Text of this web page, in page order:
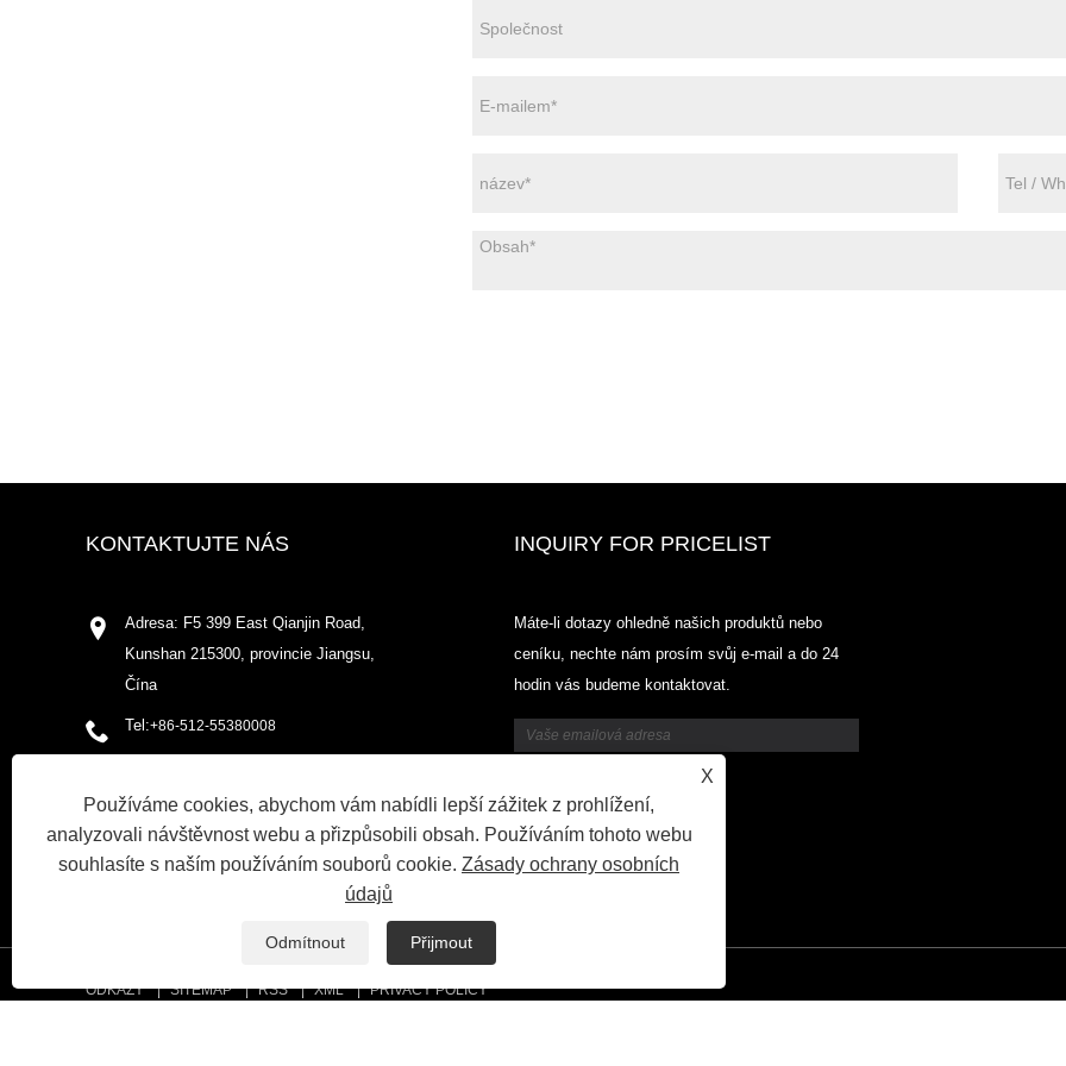
KONTAKTUJTE NÁS
Adresa: F5 399 East Qianjin Road,
Kunshan 215300, provincie Jiangsu,
Čína
Tel:+86-512-55380008
E-mailem:shirleyxu@odowell.com
Fax: +86-512-55380009
INQUIRY FOR PRICELIST
Máte-li dotazy ohledně našich produktů nebo
ceníku, nechte nám prosím svůj e-mail a do 24
hodin vás budeme kontaktovat.
2025.07.25
ODKAZY SITEMAP RSS XML PRIVACY POLICY
X
Používáme cookies, abychom vám nabídli lepší zážitek z prohlížení,
analyzovali návštěvnost webu a přizpůsobili obsah. Používáním tohoto webu
souhlasíte s naším používáním souborů cookie. Zásady ochrany osobních
údajů
Odmítnout Přijmout